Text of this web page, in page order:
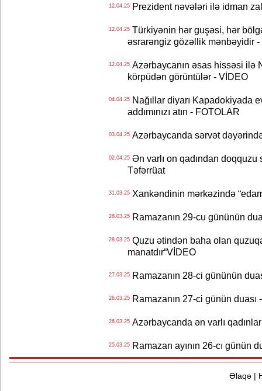
12.04.25Prezident nəvələri ilə idman
12.04.25Türkiyənin hər guşəsi, hər
əsrarəngiz gözəllik mənbəyidir -
12.04.25Azərbaycanın əsas hissəsi ilə
körpüdən görüntülər - VİDEO
04.04.25Nağıllar diyarı Kapadokiyada
addımınızı atın - FOTOLAR
03.04.25Azərbaycanda sərvət
02.04.25Ən varlı on qadından doqquzu
Təfərrüat
31.03.25Xankəndinin mərkəzində
28.03.25Ramazanın 29-cu gününün
28.03.25Quzu ətindən baha olan
manatdır“VİDEO
27.03.25Ramazanın 28-ci gününün
26.03.25Ramazanın 27-ci günün duası
26.03.25Azərbaycandа ən varlı
25.03.25Ramazan ayının 26-cı günün
Əlaqə|